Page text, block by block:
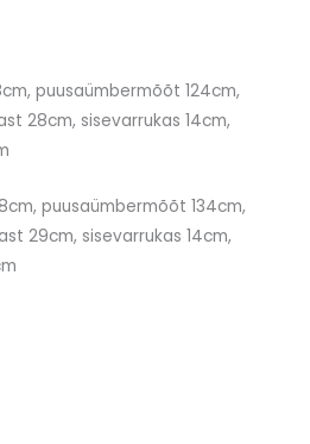
puusaümbermõõt 124cm,
28cm, sisevarrukas 14cm,
puusaümbermõõt 134cm,
29cm, sisevarrukas 14cm,